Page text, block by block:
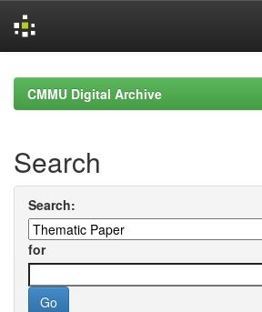
navigationCMMU Digital Archive
Search
Search:
for